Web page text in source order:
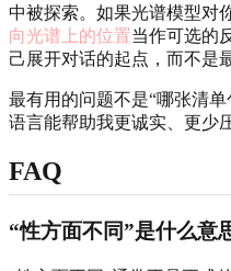
中被探索。如果光谱模型对
向光谱上的位置当作可选的
己展开对话的起点，而不是
最有用的问题不是“哪张清
语言能帮助我更诚实、更少
FAQ
“性方面不同”是什么意